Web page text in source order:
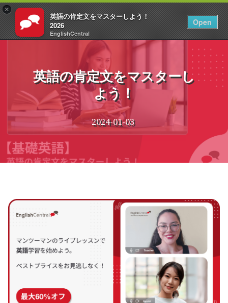
×
英語の肯定文をマスターしよう！
2026
EnglishCentral
Open
ログイン JA
コ
英語の肯定文をマスターし
よう！
2024-01-03